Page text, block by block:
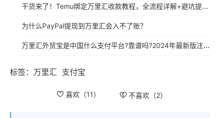
干货来了！Temu绑定万里汇收款教程，全流程详解+避坑提醒！
为什么PayPal提现到万里汇会入不了账？
万里汇外贸宝是中国什么支付平台?靠谱吗?2024年最新版注册使用指南
标签： 万里汇 支付宝
喜欢（11） 不喜欢（2）